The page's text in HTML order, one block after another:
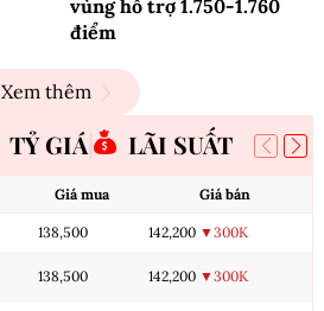
vùng hỗ trợ 1.750-1.760
điểm
Xem thêm
TỶ GIÁ LÃI SUẤT
Giá mua Giá bán
138,500 142,200 ▼300K
138,500 142,200 ▼300K